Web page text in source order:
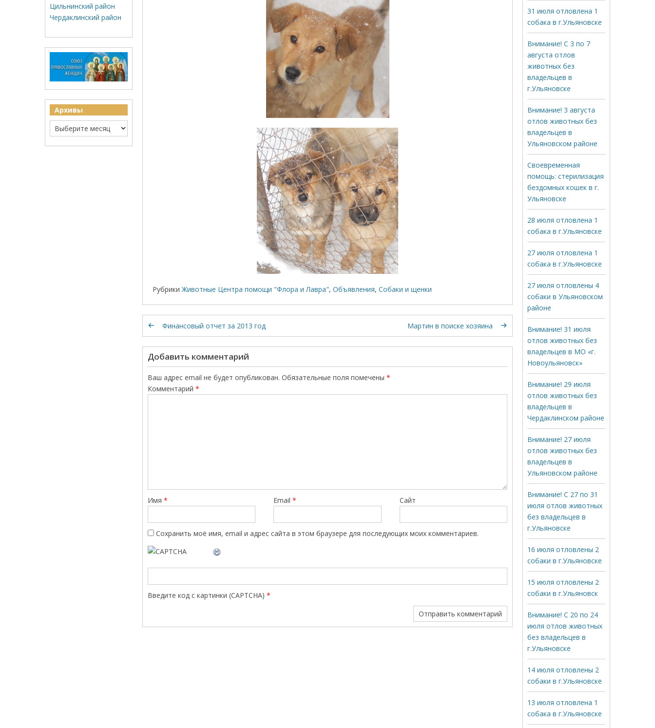
Рубрики Животные Центра помощи "Флора и Лавра", Объявления, Собаки и щенки
Финансовый отчет за 2013 год Мартин в поиске хозяина
Добавить комментарий
Ваш адрес email не будет опубликован. Обязательные поля помечены *
Комментарий *
Имя * Email* Сайт
Сохранить моё имя, email и адрес сайта в этом браузере для последующих моих комментариев.
Введите код с картинки (CAPTCHA) *
Цильнинский район
Чердаклинский район
Архивы
31 июля отловлена 1
собака в г.Ульяновске
Внимание! С 3 по 7
августа отлов
животных без
владельцев в
г.Ульяновске
Внимание! 3 августа
отлов животных без
владельцев в
Ульяновском районе
Своевременная
помощь: стерилизация
бездомных кошек в г.
Ульяновске
28 июля отловлена 1
собака в г.Ульяновске
27 июля отловлена 1
собака в г.Ульяновске
27 июля отловлены 4
собаки в Ульяновском
районе
Внимание! 31 июля
отлов животных без
владельцев в МО «г.
Новоульяновск»
Внимание! 29 июля
отлов животных без
владельцев в
Чердаклинском районе
Внимание! 27 июля
отлов животных без
владельцев в
Ульяновском районе
Внимание! С 27 по 31
июля отлов животных
без владельцев в
г.Ульяновске
16 июля отловлены 2
собаки в г.Ульяновске
15 июля отловлены 2
собаки в г.Ульяновск
Внимание! С 20 по 24
июля отлов животных
без владельцев в
г.Ульяновске
14 июля отловлены 2
собаки в г.Ульяновске
13 июля отловлена 1
собака в г.Ульяновске